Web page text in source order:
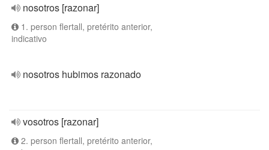
nosotros [razonar]
1. person flertall, pretérito anterior,
indicativo
nosotros hubimos razonado
vosotros [razonar]
2. person flertall, pretérito anterior,